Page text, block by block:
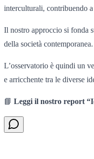
interculturali, contribuendo
Il nostro approccio si fonda
della società contemporanea.
L’osservatorio è quindi un
e arricchente tra le diverse
📘 Leggi il nostro report